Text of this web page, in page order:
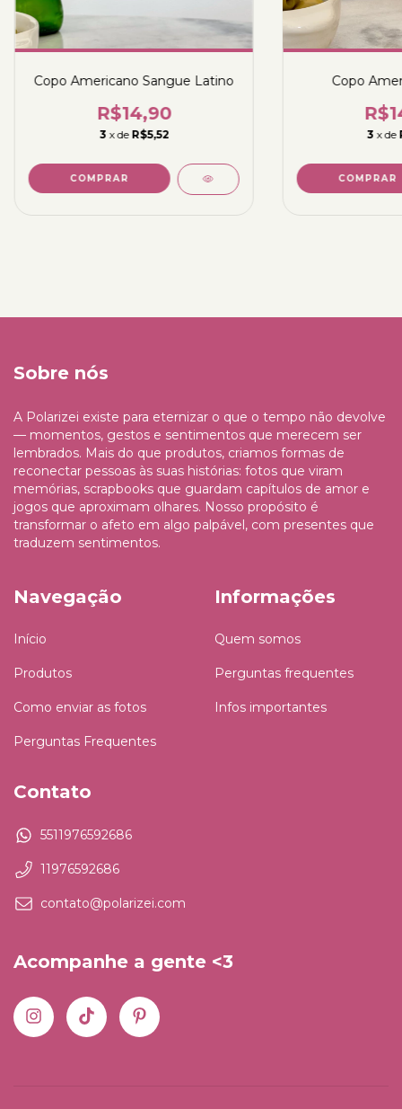
Copo Americano Sangue Latino
R$14,90
3 x de R$5,52
Copo
3 x de
Sobre nós
A Polarizei existe para eternizar o que o tempo não devolve
— momentos, gestos e sentimentos que merecem ser
lembrados. Mais do que produtos, criamos formas de
reconectar pessoas às suas histórias: fotos que viram
memórias, scrapbooks que guardam capítulos de amor e
jogos que aproximam olhares. Nosso propósito é
transformar o afeto em algo palpável, com presentes que
traduzem sentimentos.
Navegação
Início
Produtos
Como enviar as fotos
Perguntas Frequentes
Informações
Quem somos
Perguntas frequentes
Infos importantes
Contato
5511976592686
11976592686
contato@polarizei.com
Acompanhe a gente <3